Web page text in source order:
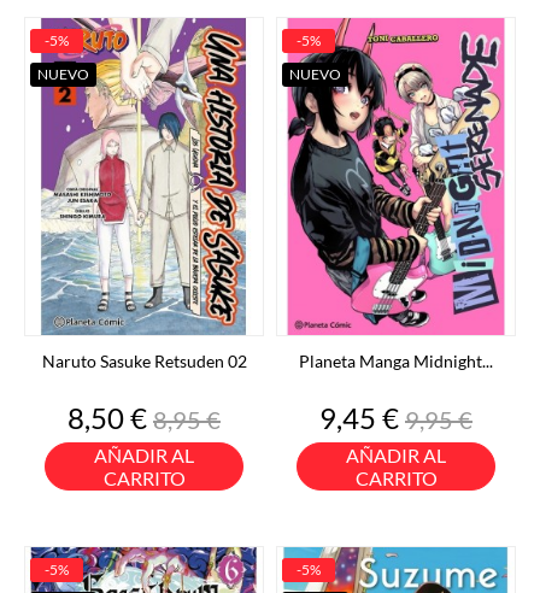
Naruto Sasuke Retsuden 02
Precio
8,50 €Precio
base
8,95 €
AÑADIR AL
CARRITO
-5%
NUEVO
Planeta Manga Midnight...
Precio
9,45 €Precio
base
9,95 €
AÑADIR AL
CARRITO
-5%
NUEVO
-5%
-5%